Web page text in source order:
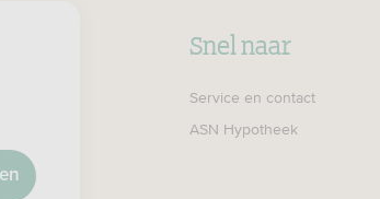
Snel naar
Service en contact
ASN Hypotheek